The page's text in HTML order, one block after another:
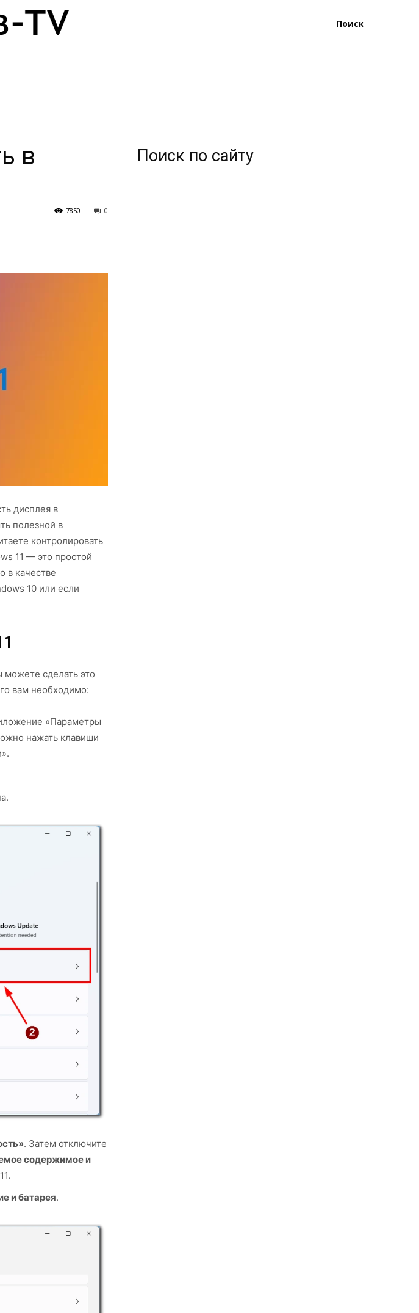
Поиск
в
0
7850
дисплея в
полезной в
контролировать
11 — это простой
в качестве
10 или если
можете сделать это
вам необходимо:
«Параметры
нажать клавиши
. Затем отключите
содержимое и
и батарея.
Поиск по сайту